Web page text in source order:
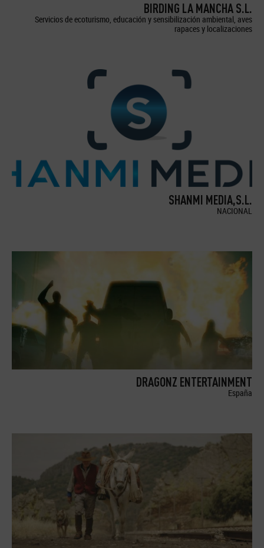
BIRDING LA MANCHA S.L.
Servicios de ecoturismo, educación y sensibilización ambiental, aves
rapaces y localizaciones
SHANMI MEDIA,S.L.
NACIONAL
DRAGONZ ENTERTAINMENT
España